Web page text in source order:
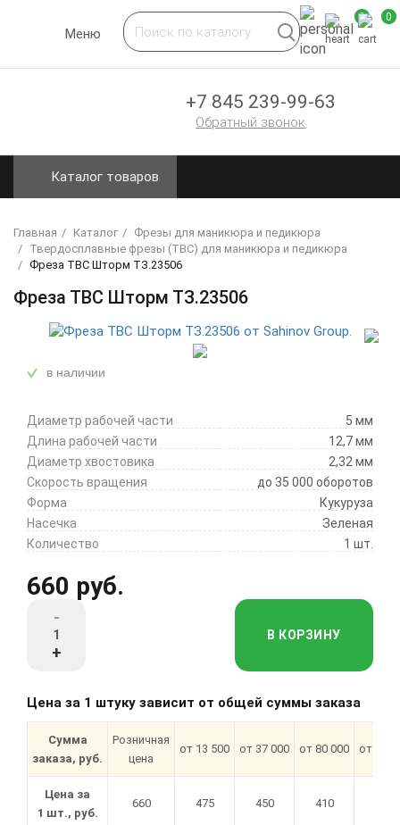
Toggle
Меню
0 0
+7 845 239-99-63
Обратный звонок
Каталог товаров
Главная Каталог
Фрезы для маникюра и педикюра
Твердосплавные фрезы (ТВС) для маникюра и педикюра
Фреза ТВС Шторм ТЗ.23506
Фреза ТВС Шторм ТЗ.23506
в наличии
Диаметр рабочей части
5 мм
Длина рабочей части
12,7 мм
Диаметр хвостовика
2,32 мм
Скорость вращения
до 35 000 оборотов
Форма
Кукуруза
Насечка
Зеленая
Количество
1 шт.
660 руб.
-
+
В КОРЗИНУ
Цена за 1 штуку зависит от общей суммы заказа
Сумма
заказа, руб.
Розничная
цена
от 13 500 от 37 000 от 80 000 от 180
Цена за
1 шт., руб.
660 475 450 410